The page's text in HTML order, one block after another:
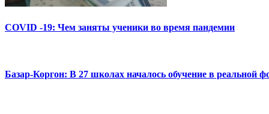
COVID -19: Чем заняты ученики во время пандемии
Базар-Коргон: В 27 школах началось обучение в реальной